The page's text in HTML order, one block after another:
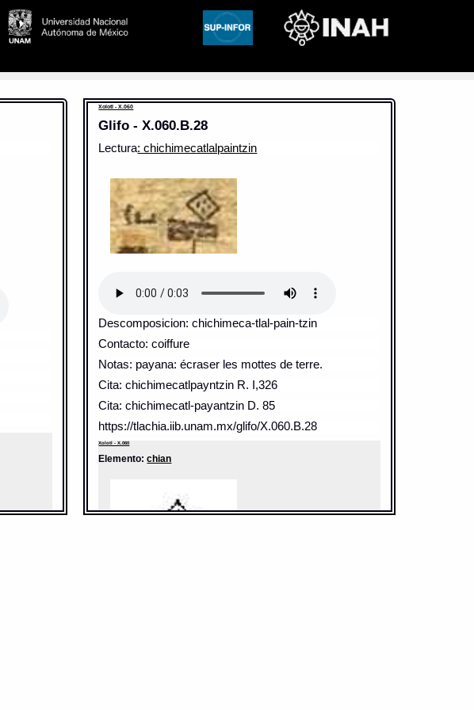
Xolotl - X.060
Glifo - X.060.B.28
Lectura: chichimecatlalpaintzin
Descomposicion: chichimeca-tlal-pain-tzin
Contacto: coiffure
Notas: payana: écraser les mottes de terre.
Cita: chichimecatlpayntzin R. I,326
Cita: chichimecatl-payantzin D. 85
https://tlachia.iib.unam.mx/glifo/X.060.B.28
Xolotl - X.060
Elemento:chian